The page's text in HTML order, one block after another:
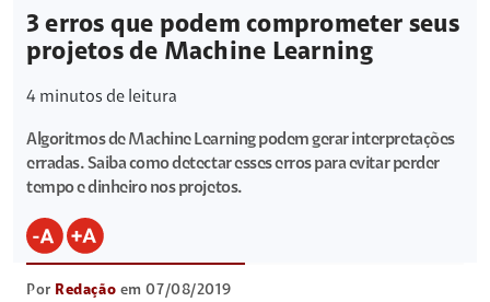
3 erros que podem comprometer seus
projetos de Machine Learning
4 minutos de leitura
Algoritmos de Machine Learning podem gerar interpretações
erradas. Saiba como detectar esses erros para evitar perder
tempo e dinheiro nos projetos.
Por Redação em 07/08/2019